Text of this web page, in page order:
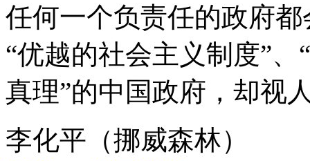
任何一个负责任的政府
“优越的社会主义制度”
真理”的中国政府，却视
李化平（挪威森林）